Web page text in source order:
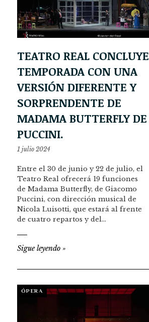
TEATRO REAL CONCLUYE
TEMPORADA CON UNA
VERSIÓN DIFERENTE Y
SORPRENDENTE DE
MADAMA BUTTERFLY DE
PUCCINI.
1 julio 2024
Entre el 30 de junio y 22 de julio, el
Teatro Real ofrecerá 19 funciones
de Madama Butterfly, de Giacomo
Puccini, con dirección musical de
Nicola Luisotti, que estará al frente
de cuatro repartos y del…
Sigue leyendo »
ÓPERA